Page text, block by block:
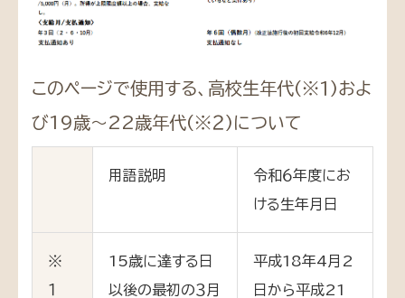
このページで使用する、高校生年代(※１)およ
び19歳～22歳年代(※２)について
用語説明
令和６年度にお
ける生年月日
※
１
15歳に達する日
以後の最初の３月
平成18年4月2
日から平成21